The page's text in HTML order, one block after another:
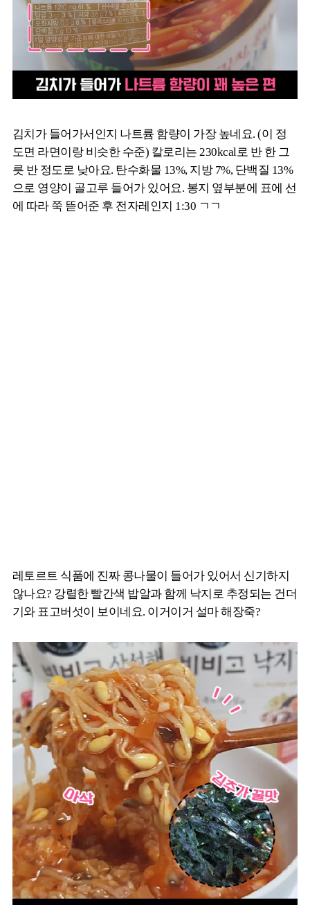
김치가 들어가서인지 나트륨 함량이 가장 높네요. (이 정
도면 라면이랑 비슷한 수준) 칼로리는 230kcal로 반 한 그
릇 반 정도로 낮아요. 탄수화물 13%, 지방 7%, 단백질 13%
으로 영양이 골고루 들어가 있어요. 봉지 옆부분에 표에 선
에 따라 쭉 뜯어준 후 전자레인지 1:30 ㄱㄱ
레토르트 식품에 진짜 콩나물이 들어가 있어서 신기하지
않나요? 강렬한 빨간색 밥알과 함께 낙지로 추정되는 건더
기와 표고버섯이 보이네요. 이거이거 설마 해장죽?